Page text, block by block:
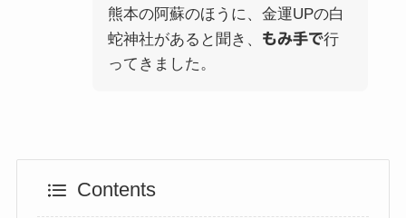
熊本の阿蘇のほうに、金運UPの白
蛇神社があると聞き、
もみ手で行
ってきました。
Contents